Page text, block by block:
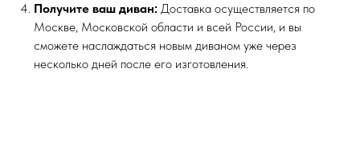
Получите ваш диван: Доставка осуществляется по
Москве, Московской области и всей России, и вы
сможете наслаждаться новым диваном уже через
несколько дней после его изготовления.